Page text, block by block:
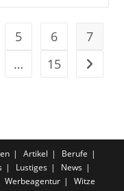
5 6
7
… 15 Zur
Artikel
Berufe
Lustiges
News
Werbeagentur Witze